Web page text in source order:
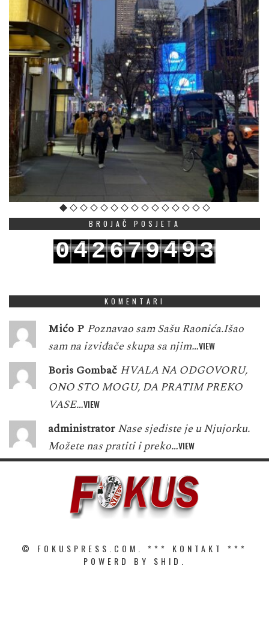
BROJAČ POSJETA
042679493
KOMENTARI
Mićo P Poznavao sam Sašu Raonića.Išao
sam na izviđače skupa sa njim…VIEW
Boris Gombač HVALA NA ODGOVORU,
ONO STO MOGU, DA PRATIM PREKO
VASE…VIEW
administrator Nase sjediste je u Njujorku.
Možete nas pratiti i preko…VIEW
© FOKUSPRESS.COM. *** KONTAKT
***
POWERD BY SHID.